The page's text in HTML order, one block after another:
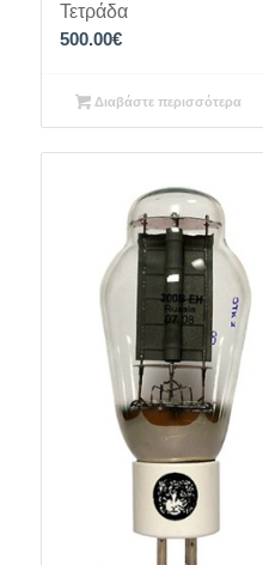
Τετράδα
500.00€
Διαβάστε περισσότερα